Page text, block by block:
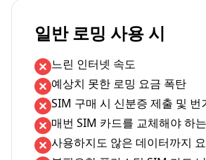
일반 로밍 사용 시
느린 인터넷 속도
예상치 못한 로밍 요금 폭탄
SIM 구매 시 신분증 제출 및 번
매번 SIM 카드를 교체해야 하
사용하지도 않은 데이터까지